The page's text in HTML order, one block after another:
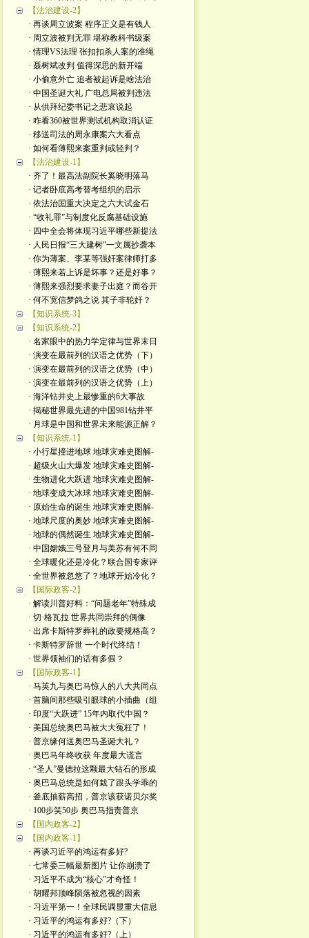
【法治建设-2】
· 再谈周立波案 程序正义是有钱人
· 周立波被判无罪 堪称教科书级案
· 情理VS法理 张扣扣杀人案的准绳
· 聂树斌改判 值得深思的新开端
· 小偷意外亡 追者被起诉是啥法治
· 中国圣诞大礼 广电总局被判违法
· 从供拜纪委书记之悲哀说起
· 咋看360被世界测试机构取消认证
· 移送司法的周永康案六大看点
· 如何看薄熙来案重判或轻判？
【法治建设-1】
· 齐了！最高法副院长奚晓明落马
· 记者卧底高考替考组织的启示
· 依法治国重大决定之六大试金石
· “收礼罪”与制度化反腐基础设施
· 四中全会将体现习近平哪些新提法
· 人民日报“三大建树”一文属抄袭本
· 你为薄案、李某等强奸案律师打多
· 薄熙来若上诉是坏事？还是好事？
· 薄熙来强烈要求妻子出庭？而谷开
· 何不宽信梦鸽之说 其子非轮奸？
【知识系统-3】
【知识系统-2】
· 名家眼中的热力学定律与世界末日
· 演变在最前列的汉语之优势（下）
· 演变在最前列的汉语之优势（中）
· 演变在最前列的汉语之优势（上）
· 海洋钻井史上最惨重的6大事故
· 揭秘世界最先进的中国981钻井平
· 月球是中国和世界未来能源正解？
【知识系统-1】
· 小行星撞进地球 地球灾难史图解-
· 超级火山大爆发 地球灾难史图解-
· 生物进化大跃进 地球灾难史图解-
· 地球变成大冰球 地球灾难史图解-
· 原始生命的诞生 地球灾难史图解-
· 地球尺度的奥妙 地球灾难史图解-
· 地球的偶然诞生 地球灾难史图解-
· 中国嫦娥三号登月与美苏有何不同
· 全球暖化还是冷化？联合国专家评
· 全世界被忽悠了？地球开始冷化？
【国际政客-2】
· 解读川普好料：“问题老年”特殊成
· 切·格瓦拉 世界共同崇拜的偶像
· 出席卡斯特罗葬礼的政要规格高？
· 卡斯特罗辞世 一个时代终结！
· 世界领袖们的话有多假？
【国际政客-1】
· 马英九与奥巴马惊人的八大共同点
· 首脑间那些吸引眼球的小插曲（组
· 印度“大跃进” 15年内取代中国？
· 美国总统奥巴马被大大冤枉了！
· 普京缘何送奥巴马圣诞大礼？
· 奥巴马年终收获 年度最大谎言
· “圣人”曼德拉这颗最大钻石的形成
· 奥巴马总统是如何栽了跟头学乖的
· 釜底抽薪高招，普京该获诺贝尔奖
· 100步笑50步 奥巴马指责普京
【国内政客-2】
【国内政客-1】
· 再谈习近平的鸿运有多好?
· 七常委三幅最新图片 让你崩溃了
· 习近平不成为“核心”才奇怪！
· 胡耀邦顶峰陨落被忽视的因素
· 习近平第一！全球民调显重大信息
· 习近平的鸿运有多好?（下）
· 习近平的鸿运有多好?（上）